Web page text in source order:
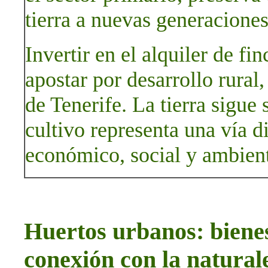
tierra a nuevas
Invertir en el alquiler de
apostar por desarrollo
de Tenerife. La tierra sigue
cultivo representa una vía
económico, social y
Huertos urbanos:
conexión con la